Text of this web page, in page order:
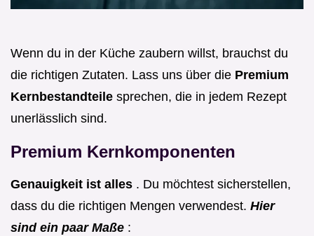
Wenn du in der Küche zaubern willst, brauchst du
die richtigen Zutaten. Lass uns über die Premium
Kernbestandteile sprechen, die in jedem Rezept
unerlässlich sind.
Premium Kernkomponenten
Genauigkeit ist alles . Du möchtest sicherstellen,
dass du die richtigen Mengen verwendest. Hier
sind ein paar Maße :